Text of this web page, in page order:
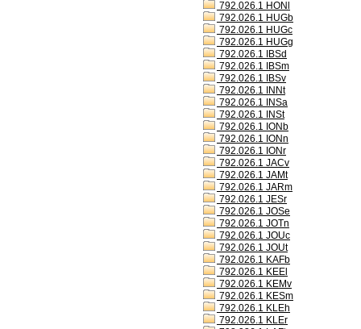
792.026.1 HONl
792.026.1 HUGb
792.026.1 HUGc
792.026.1 HUGg
792.026.1 IBSd
792.026.1 IBSm
792.026.1 IBSv
792.026.1 INNt
792.026.1 INSa
792.026.1 INSt
792.026.1 IONb
792.026.1 IONn
792.026.1 IONr
792.026.1 JACv
792.026.1 JAMt
792.026.1 JARm
792.026.1 JESr
792.026.1 JOSe
792.026.1 JOTn
792.026.1 JOUc
792.026.1 JOUt
792.026.1 KAFb
792.026.1 KEEl
792.026.1 KEMv
792.026.1 KESm
792.026.1 KLEh
792.026.1 KLEr